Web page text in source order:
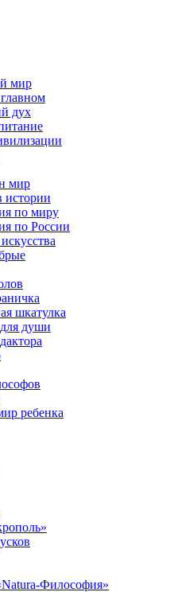
мир
дух
мир
истории
по миру
по России
шкатулка
души
ребенка
Философия»